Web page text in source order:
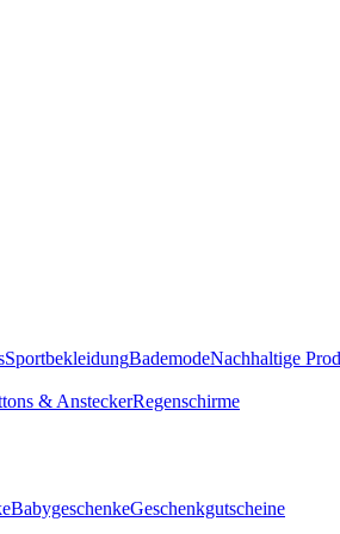
SportbekleidungBademodeNachhaltige
& AnsteckerRegenschirme
BabygeschenkeGeschenkgutscheine